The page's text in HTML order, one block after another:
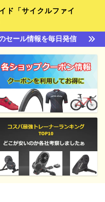
ド「サイクルファイ
セール情報を毎日発信